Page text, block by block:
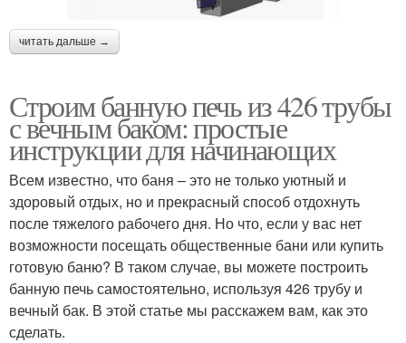
читать дальше →
Строим банную печь из 426 трубы
с вечным баком: простые
инструкции для начинающих
Всем известно, что баня – это не только уютный и
здоровый отдых, но и прекрасный способ отдохнуть
после тяжелого рабочего дня. Но что, если у вас нет
возможности посещать общественные бани или купить
готовую баню? В таком случае, вы можете построить
банную печь самостоятельно, используя 426 трубу и
вечный бак. В этой статье мы расскажем вам, как это
сделать.